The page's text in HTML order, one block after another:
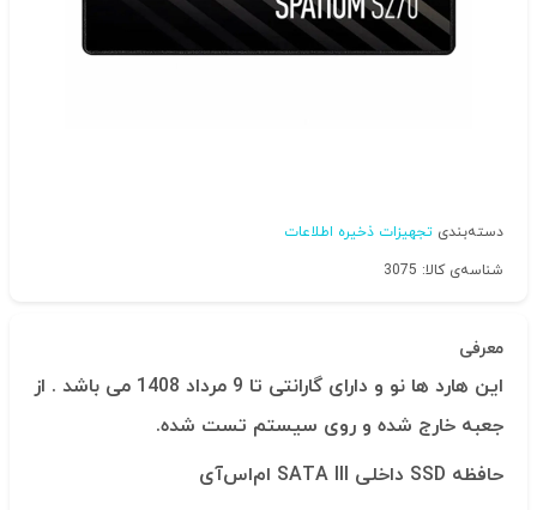
دسته‌بندی تجهیزات ذخیره اطلاعات
شناسه‌ی کالا: 3075
معرفی
این هارد ها نو و دارای گارانتی تا 9 مرداد 1408 می باشد . از
جعبه خارج شده و روی سیستم تست شده.
حافظه SSD داخلی SATA III ام‌اس‌آی